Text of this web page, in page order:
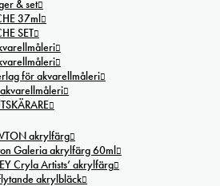
& set
37ml
SET
för akvarellmåleri
akrylfärg
Galeria akrylfärg 60ml
Cryla Artists’ akrylfärg
akrylbläck